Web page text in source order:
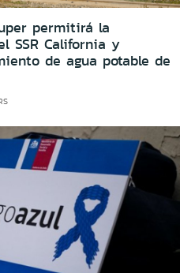
permitirá la
SSR California y
de agua potable de